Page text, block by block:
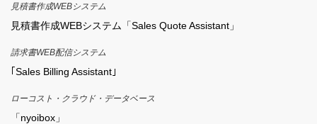
見積書作成WEBシステム
見積書作成WEBシステム「Sales Quote Assistant」
請求書WEB配信システム
｢Sales Billing Assistant｣
ローコスト・クラウド・データベース
「nyoibox」